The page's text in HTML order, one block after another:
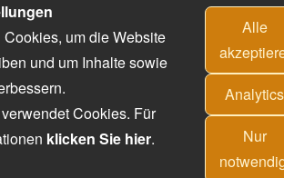
um die Website
und um Inhalte sowie
Cookies. Für
klicken Sie hier.
Alle
Analytics
Nur